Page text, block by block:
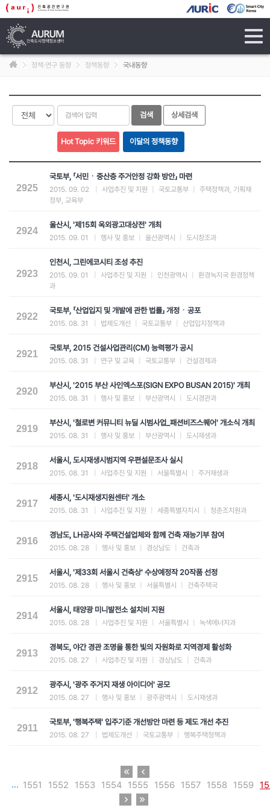
정책·연구 동향 정책동향 국내동향
2925
국토부, 「서민ㆍ중산층 주거안정 강화 방안」 마련
2015. 09. 02 사업추진 및 지원 국토교통부
주택정책과, 기획재
정부, 교육부
2924
울산시, '제15회 옥외광고대상전' 개최
2015. 09. 01 행사 및 홍보 울산광역시 도시창조과
2923
인천시, 그린에코시티 조성 추진
2015. 09. 01 사업추진 및 지원 인천광역시
환경녹지국 환경정책
과
2922
국토부, 「산업입지 및 개발에 관한 법률」 개정ㆍ공포
2015. 08. 31 법제도개선 국토교통부 산업입지정책과
2921
국토부, 2015 건설사업관리(CM) 능력평가 공시
2015. 08. 31 연구 및 교육 국토교통부 건설경제과
2920
부산시, '2015 부산 사인엑스포(SIGN EXPO BUSAN 2015)' 개최
2015. 08. 31 행사 및 홍보 부산광역시 도시경관과
2919
부산시, '철로변 커뮤니티 뉴딜 시범사업_패션비즈스퀘어' 개소식 개최
2015. 08. 31 행사 및 홍보 부산광역시 도시재생과
2918
서울시, 도시재생시범지역 우편설문조사 실시
2015. 08. 31 사업추진 및 지원 서울특별시 주거재생과
2917
세종시, '도시재생지원센터' 개소
2015. 08. 31 사업추진 및 지원 세종특별자치시 청춘조치원과
2916
경남도, LH공사와 주택건설업체와 함께 건축 재능기부 참여
2015. 08. 28 행사 및 홍보 경상남도 건축과
2915
서울시, '제33회 서울시 건축상' 수상예정작 20작품 선정
2015. 08. 28 행사 및 홍보 서울특별시 건축주택국
2914
서울시, 태양광 미니발전소 설치비 지원
2015. 08. 28 사업추진 및 지원 서울특별시 녹색에너지과
2913
경북도, 야간 경관 조명을 통한 빛의 자원화로 지역경제 활성화
2015. 08. 27 사업추진 및 지원 경상남도 건축과
2912
광주시, '광주 주거지 재생 아이디어' 공모
2015. 08. 27 행사 및 홍보 광주광역시 도시재생과
2911
국토부, '행복주택' 입주기준 개선방안 마련 등 제도 개선 추진
2015. 08. 27 법제도개선 국토교통부 행복주택정책과
... 1551 1552 1553 1554 1555 1556 1557 1558 1559